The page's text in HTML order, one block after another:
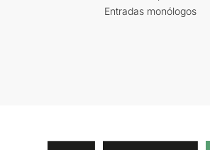
Entradas monólogos